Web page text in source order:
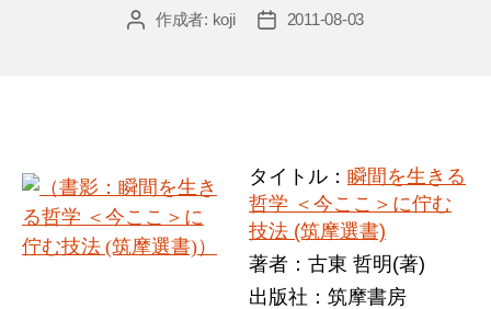
投 作成者: koji
投
2011-08-03
タイトル： 瞬間を生きる
哲学 ＜今ここ＞に佇む
技法 (筑摩選書)
著者：古東 哲明(著)
出版社：筑摩書房